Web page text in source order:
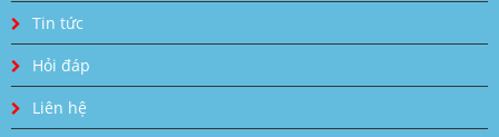
Tin tức
Hỏi đáp
Liên hệ